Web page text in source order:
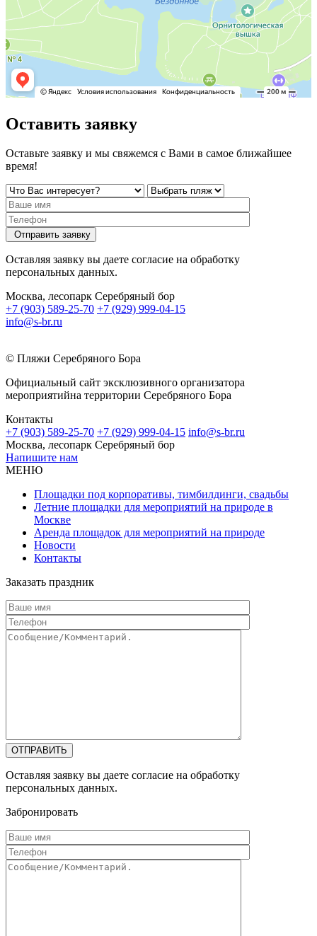
Оставить заявку
Оставьте заявку и мы свяжемся с Вами в самое ближайшее
время!
Отправить заявку
Оставляя заявку вы даете согласие на обработку
персональных данных.
Москва, лесопарк Серебряный бор
+7 (903) 589-25-70 +7 (929) 999-04-15
info@s-br.ru
© Пляжи Серебряного Бора
Официальный сайт эксклюзивного организатора
мероприятийна территории Серебряного Бора
Контакты
+7 (903) 589-25-70 +7 (929) 999-04-15 info@s-br.ru
Москва, лесопарк Серебряный бор
Напишите нам
МЕНЮ
Площадки под корпоративы, тимбилдинги, свадьбы
Летние площадки для мероприятий на природе в
Москве
Аренда площадок для мероприятий на природе
Новости
Контакты
Заказать праздник
ОТПРАВИТЬ
Оставляя заявку вы даете согласие на обработку
персональных данных.
Забронировать